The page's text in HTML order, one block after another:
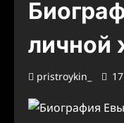
личной
pristroykin_